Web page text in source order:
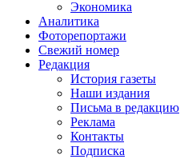
Экономика
Аналитика
Фоторепортажи
Свежий номер
Редакция
История газеты
Наши издания
Письма в редакцию
Реклама
Контакты
Подписка